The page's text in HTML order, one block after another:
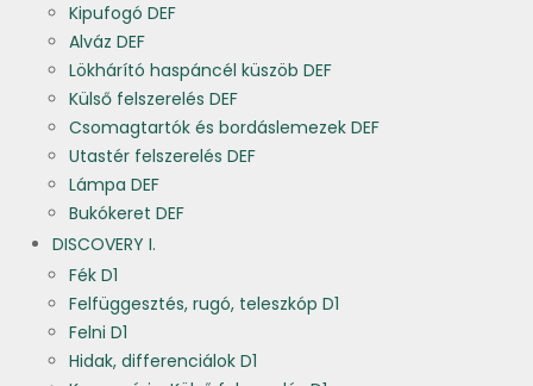
Kipufogó DEF
Alváz DEF
Lökhárító haspáncél küszöb DEF
Külső felszerelés DEF
Csomagtartók és bordáslemezek DEF
Utastér felszerelés DEF
Lámpa DEF
Bukókeret DEF
DISCOVERY I.
Fék D1
Felfüggesztés, rugó, teleszkóp D1
Felni D1
Hidak, differenciálok D1